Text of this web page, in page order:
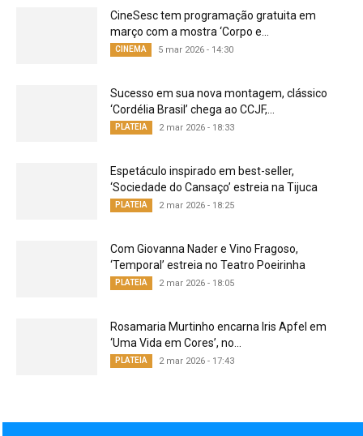
CineSesc tem programação gratuita em
março com a mostra ‘Corpo e...
CINEMA 5 mar 2026 - 14:30
Sucesso em sua nova montagem, clássico
‘Cordélia Brasil’ chega ao CCJF,...
PLATEIA 2 mar 2026 - 18:33
Espetáculo inspirado em best-seller,
‘Sociedade do Cansaço’ estreia na Tijuca
PLATEIA 2 mar 2026 - 18:25
Com Giovanna Nader e Vino Fragoso,
‘Temporal’ estreia no Teatro Poeirinha
PLATEIA 2 mar 2026 - 18:05
Rosamaria Murtinho encarna Iris Apfel em
‘Uma Vida em Cores’, no...
PLATEIA 2 mar 2026 - 17:43